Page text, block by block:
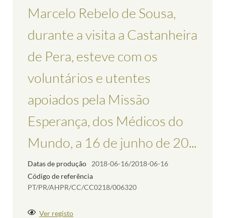
Marcelo Rebelo de Sousa,
durante a visita a Castanheira
de Pera, esteve com os
voluntários e utentes
apoiados pela Missão
Esperança, dos Médicos do
Mundo, a 16 de junho de 20...
Datas de produção
2018-06-16/2018-06-16
Código de referência
PT/PR/AHPR/CC/CC0218/006320
Ver registo